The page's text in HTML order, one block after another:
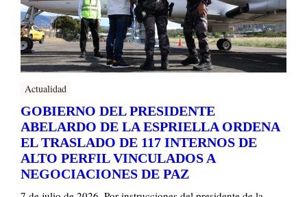
Actualidad
GOBIERNO DEL PRESIDENTE
ABELARDO DE LA ESPRIELLA ORDENA
EL TRASLADO DE 117 INTERNOS DE
ALTO PERFIL VINCULADOS A
NEGOCIACIONES DE PAZ